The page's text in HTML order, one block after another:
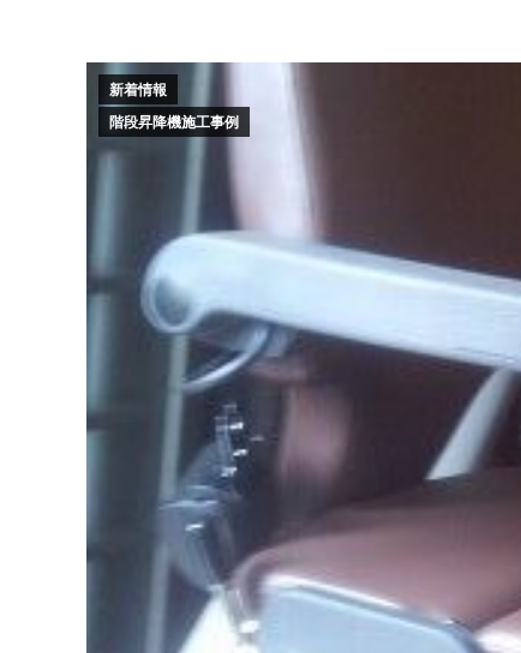
新着情報
階段昇降機施工事例